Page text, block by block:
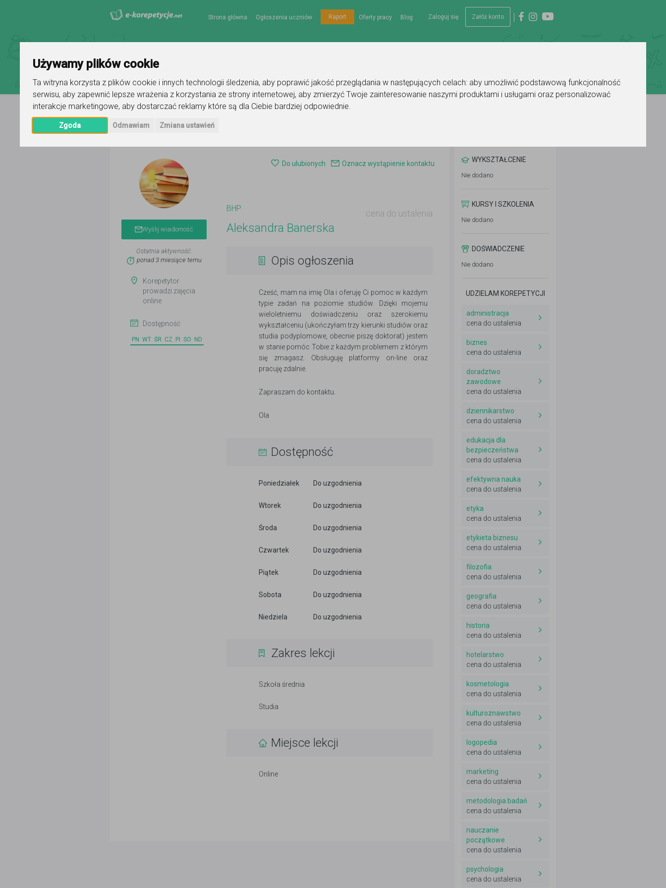
Używamy plików cookie
Ta witryna korzysta z plików cookie i innych technologii śledzenia, aby poprawić jakość przeglądania w następujących celach: aby umożliwić podstawową funkcjonalność
serwisu, aby zapewnić lepsze wrażenia z korzystania ze strony internetowej, aby zmierzyć Twoje zainteresowanie naszymi produktami i usługami oraz personalizować
interakcje marketingowe, aby dostarczać reklamy które są dla Ciebie bardziej odpowiednie.
Zgoda Odmawiam Zmiana ustawień
Zaloguj się Załóż konto
Strona główna Ogłoszenia uczniów Raport Oferty pracy Blog
Strona główna Aleksandra Banerska
Do ulubionych Oznacz wystąpienie kontaktu
Wyślij wiadomość
Ostatnia aktywność:
ponad 3 miesiące temu
Korepetytor
prowadzi zajęcia
online
Dostępność
PN WT ŚR CZ PI SO ND
BHP cena do ustalenia
Aleksandra Banerska
Opis ogłoszenia
Cześć, mam na imię Ola i oferuję Ci pomoc w każdym
typie zadań na poziomie studiów. Dzięki mojemu
wieloletniemu doświadczeniu oraz szerokiemu
wykształceniu (ukończyłam trzy kierunki studiów oraz
studia podyplomowe, obecnie piszę doktorat) jestem
w stanie pomóc Tobie z każdym problemem z którym
się zmagasz. Obsługuję platformy on-line oraz
pracuję zdalnie.
Zapraszam do kontaktu.
Ola
Dostępność
Poniedziałek Do uzgodnienia
Wtorek Do uzgodnienia
Środa Do uzgodnienia
Czwartek Do uzgodnienia
Piątek Do uzgodnienia
Sobota Do uzgodnienia
Niedziela Do uzgodnienia
Zakres lekcji
Szkoła średnia
Studia
Miejsce lekcji
Online
WYKSZTAŁCENIE
Nie dodano
KURSY I SZKOLENIA
Nie dodano
DOŚWIADCZENIE
Nie dodano
UDZIELAM KOREPETYCJI
administracja
cena do ustalenia
biznes
cena do ustalenia
doradztwo
zawodowe
cena do ustalenia
dziennikarstwo
cena do ustalenia
edukacja dla
bezpieczeństwa
cena do ustalenia
efektywna nauka
cena do ustalenia
etyka
cena do ustalenia
etykieta biznesu
cena do ustalenia
filozofia
cena do ustalenia
geografia
cena do ustalenia
historia
cena do ustalenia
hotelarstwo
cena do ustalenia
kosmetologia
cena do ustalenia
kulturoznawstwo
cena do ustalenia
logopedia
cena do ustalenia
marketing
cena do ustalenia
metodologia badań
cena do ustalenia
nauczanie
początkowe
cena do ustalenia
psychologia
cena do ustalenia